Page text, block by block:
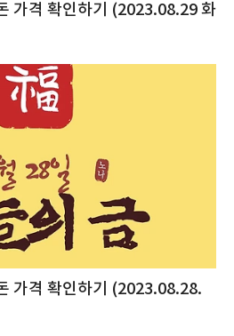
가격 확인하기 (2023.08.29 화
가격 확인하기 (2023.08.28.